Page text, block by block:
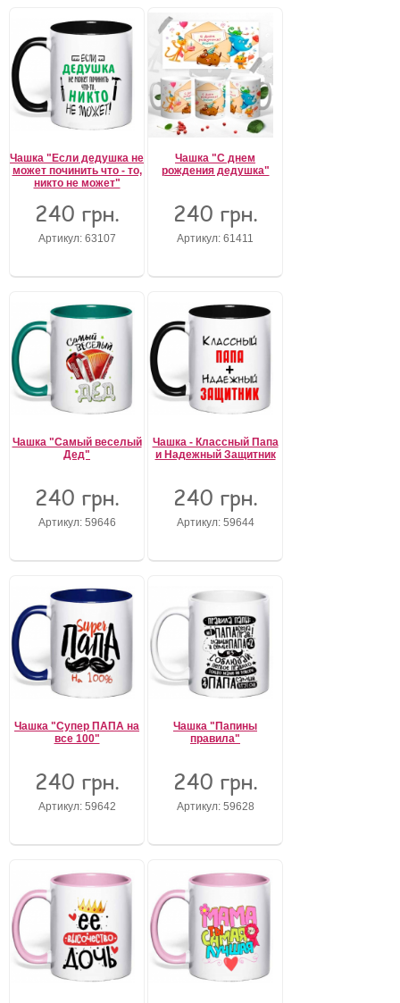
Чашка "Если дедушка не
может починить что - то,
никто не может"
240 грн.
Артикул: 63107
Чашка "С днем
рождения дедушка"
240 грн.
Артикул: 61411
Чашка "Самый веселый
Дед"
240 грн.
Артикул: 59646
Чашка - Классный Папа
и Надежный Защитник
240 грн.
Артикул: 59644
Чашка "Супер ПАПА на
все 100"
240 грн.
Артикул: 59642
Чашка "Папины
правила"
240 грн.
Артикул: 59628